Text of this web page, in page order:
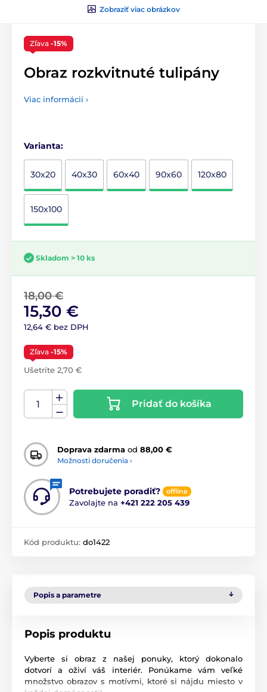
Zobraziť viac obrázkov
Zľava -15%
Obraz rozkvitnuté tulipány
Viac informácií ›
Varianta:
30x20 40x30 60x40 90x60 120x80
150x100
Skladom > 10 ks
18,00 €
15,30 €
12,64 € bez DPH
Zľava -15%
Ušetríte 2,70 €
Pridať do košíka
Doprava zdarma od 88,00 €
Možnosti doručenia ›
Potrebujete poradiť? offline
Zavolajte na +421 222 205 439
Kód produktu: do1422
Popis a parametre
Popis produktu
Vyberte si obraz z našej ponuky, ktorý dokonalo
dotvorí a oživí váš interiér. Ponúkame vám veľké
množstvo obrazov s motívmi, ktoré si nájdu miesto v